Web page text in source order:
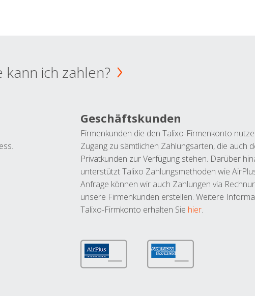
kann ich zahlen?
Geschäftskunden
Firmenkunden die den Talixo-Firmenkonto
Zugang zu sämtlichen Zahlungsarten, die auch
Privatkunden zur Verfügung stehen. Darüber
unterstützt Talixo Zahlungsmethoden wie
Anfrage können wir auch Zahlungen via
unsere Firmenkunden erstellen. Weitere
Talixo-Firmkonto erhalten Sie hier.